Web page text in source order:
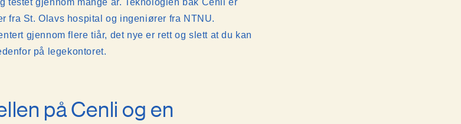
fra St. Olavs hospital og ingeniører fra NTNU.
gjennom flere tiår, det nye er rett og slett at du kan
på legekontoret.
på Cenli og en